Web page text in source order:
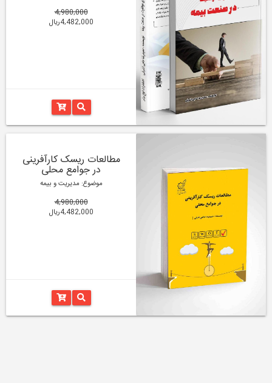
4,980,000
4,482,000ریال
مطالعات ریسک کارآفرینی
در جوامع محلی
موضوع: مدیریت و بیمه
4,980,000
4,482,000ریال